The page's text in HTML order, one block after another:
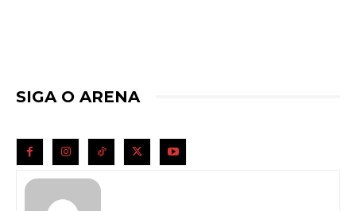
SIGA O ARENA